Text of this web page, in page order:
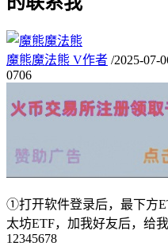
魔熊魔法熊 V作者 /2025-07-
0706
①打开软件登录后，最下方
太坊ETF，加我好友后，给
12345678